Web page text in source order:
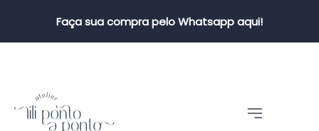
Faça sua compra pelo Whatsapp aqui!